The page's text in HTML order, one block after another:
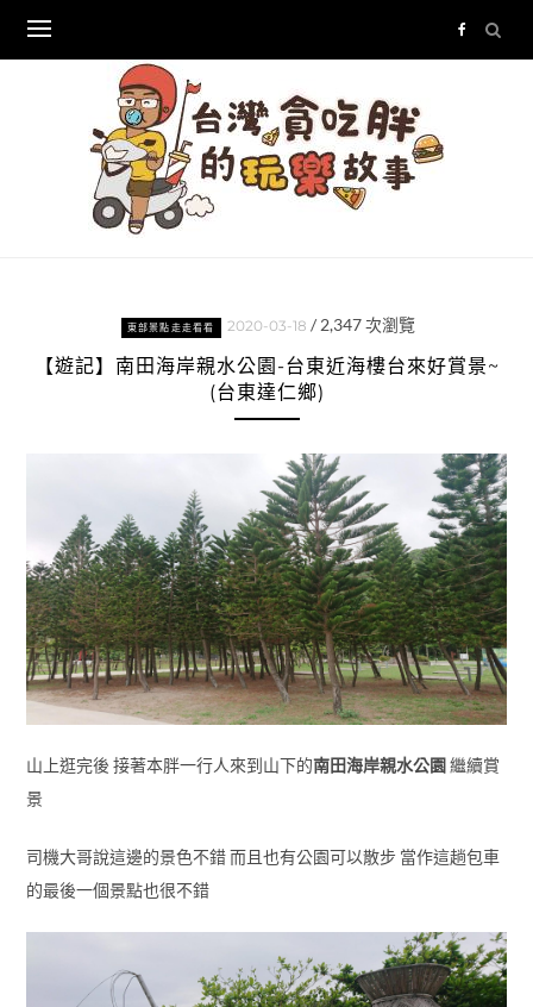
content
東部景點走走看看 2020-03-18 / 2,347次瀏覽
【遊記】南田海岸親水公園-台東近海樓台來好賞景~
(台東達仁鄉)
山上逛完後 接著本胖一行人來到山下的南田海岸親水公園繼續賞
景
司機大哥說這邊的景色不錯 而且也有公園可以散步 當作這趟包車
的最後一個景點也很不錯